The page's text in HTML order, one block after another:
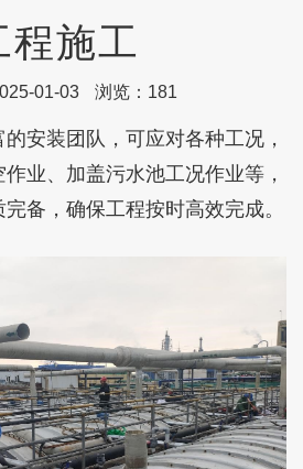
程施工
01-03 浏览：181
安装团队，可应对各种工况，
业、加盖污水池工况作业等，
备，确保工程按时高效完成。